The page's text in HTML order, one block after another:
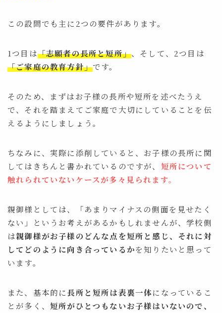
この設問でも主に2つの要件があります。
1つ目は「志願者の長所と短所」、そして、2つ目は
「ご家庭の教育方針」です。
そのため、まずはお子様の長所や短所を述べたうえ
で、それを踏まえてご家庭で大切にしていることを伝
えるようにしましょう。
ちなみに、実際に添削していると、お子様の長所に関
してはきちんと書かれているのですが、 短所について
触れられていないケースが多々見られます。
親御様としては、「あまりマイナスの側面を見せたく
ない」というお考えがあるかもしれませんが、学校側
は親御様がお子様のどんな点を短所と感じ、それに対
してどのように向き合っているかを知りたいと思って
います。
また、基本的に長所と短所は表裏一体になっているこ
とが多く、 短所がひとつもないお子様はいないので、